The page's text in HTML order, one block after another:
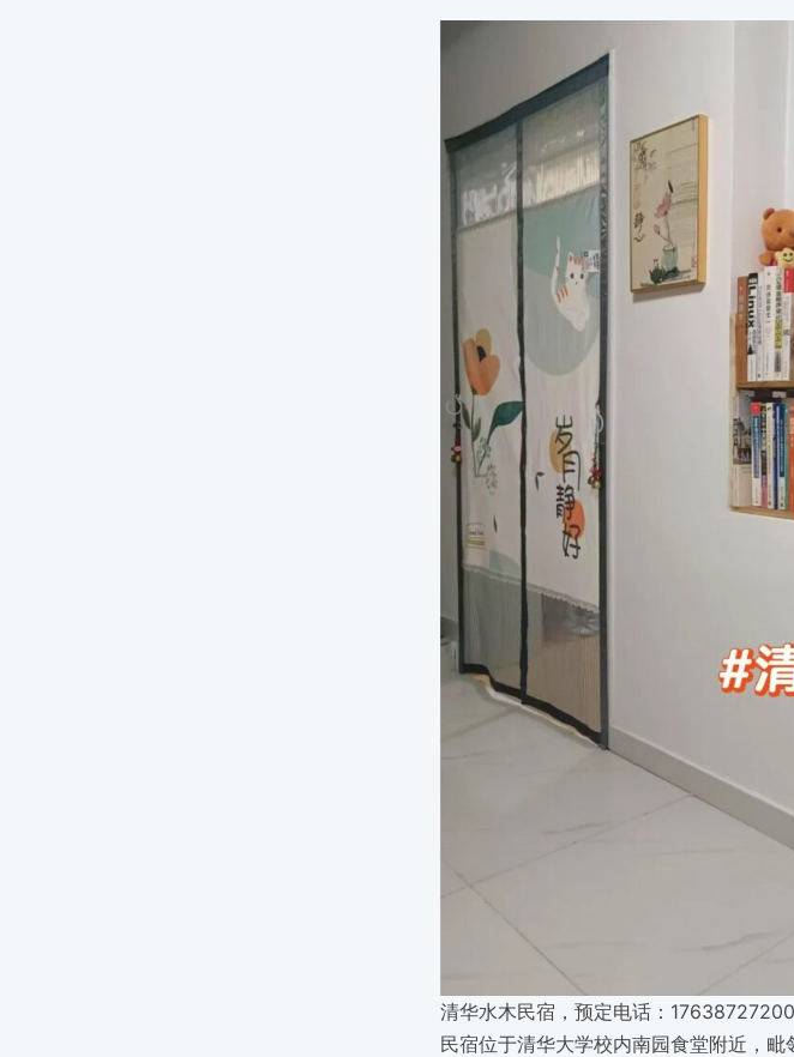
清华水木民宿，预定电话：
民宿位于清华大学校内南园食堂附近，